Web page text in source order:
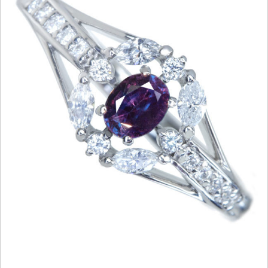
ご注文手続き
カートを見る